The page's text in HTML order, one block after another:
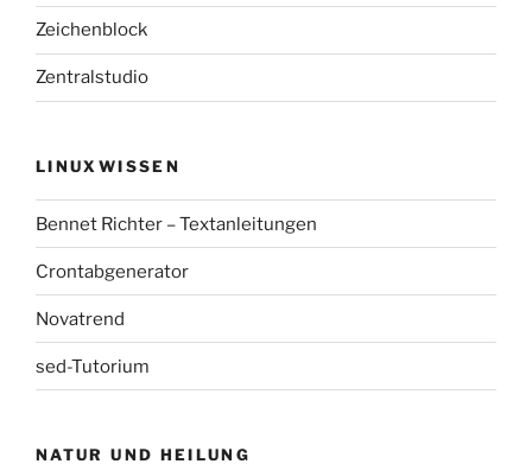
Zeichenblock
Zentralstudio
LINUXWISSEN
Bennet Richter – Textanleitungen
Crontabgenerator
Novatrend
sed-Tutorium
NATUR UND HEILUNG